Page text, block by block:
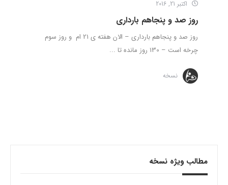
اکتبر 21, 2016
روز صد و پنجاهم بارداری
روز صد و پنجاهم بارداری – الان هفته ی 21 ام و روز سوم
چرخه است – 130 روز مانده تا ...
نسخه
مطالب ویژه نسخه